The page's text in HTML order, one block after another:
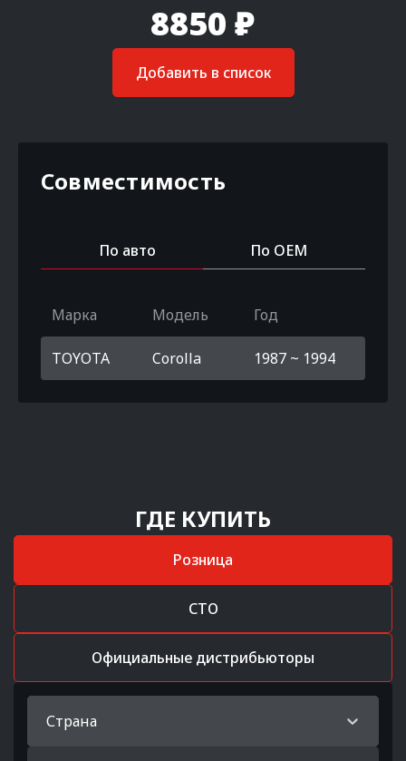
8850 ₽
Добавить в список
Совместимость
По авто По OEM
Марка Модель Год
TOYOTA Corolla 1987 ~ 1994
ГДЕ КУПИТЬ
Розница
СТО
Официальные дистрибьюторы
Страна